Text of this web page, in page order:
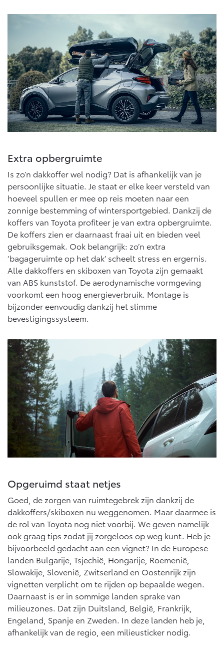
Land Cruiser (excl. BTW)
Vanaf € 89.986,-
Extra opbergruimte
Is zo’n dakkoffer wel nodig? Dat is afhankelijk van je
persoonlijke situatie. Je staat er elke keer versteld van
hoeveel spullen er mee op reis moeten naar een
zonnige bestemming of wintersportgebied. Dankzij de
koffers van Toyota profiteer je van extra opbergruimte.
De koffers zien er daarnaast fraai uit en bieden veel
gebruiksgemak. Ook belangrijk: zo’n extra
‘bagageruimte op het dak’ scheelt stress en ergernis.
Alle dakkoffers en skiboxen van Toyota zijn gemaakt
van ABS kunststof. De aerodynamische vormgeving
voorkomt een hoog energieverbruik. Montage is
bijzonder eenvoudig dankzij het slimme
bevestigingssysteem.
Opgeruimd staat netjes
Goed, de zorgen van ruimtegebrek zijn dankzij de
dakkoffers/skiboxen nu weggenomen. Maar daarmee is
de rol van Toyota nog niet voorbij. We geven namelijk
ook graag tips zodat jij zorgeloos op weg kunt. Heb je
bijvoorbeeld gedacht aan een vignet? In de Europese
landen Bulgarije, Tsjechië, Hongarije, Roemenië,
Slowakije, Slovenië, Zwitserland en Oostenrijk zijn
vignetten verplicht om te rijden op bepaalde wegen.
Daarnaast is er in sommige landen sprake van
milieuzones. Dat zijn Duitsland, België, Frankrijk,
Engeland, Spanje en Zweden. In deze landen heb je,
afhankelijk van de regio, een milieusticker nodig.